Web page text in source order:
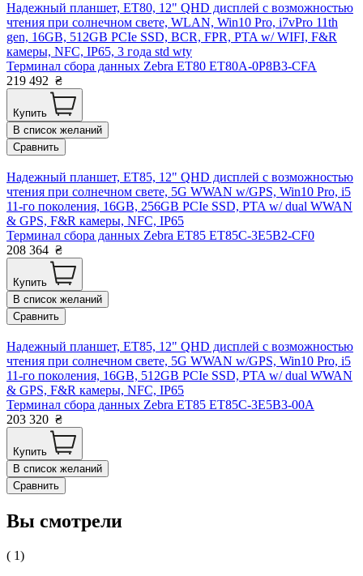
Надежный планшет, ET80, 12" QHD дисплей с возможностью
чтения при солнечном свете, WLAN, Win10 Pro, i7vPro 11th
gen, 16GB, 512GB PCIe SSD, BCR, FPR, PTA w/ WIFI, F&R
камеры, NFC, IP65, 3 года std wty
Терминал сбора данных Zebra ET80 ET80A-0P8B3-CFA
219 492 ₴
Купить
В список желаний
Сравнить
Надежный планшет, ET85, 12" QHD дисплей с возможностью
чтения при солнечном свете, 5G WWAN w/GPS, Win10 Pro, i5
11-го поколения, 16GB, 256GB PCIe SSD, PTA w/ dual WWAN
& GPS, F&R камеры, NFC, IP65
Терминал сбора данных Zebra ET85 ET85C-3E5B2-CF0
208 364 ₴
Купить
В список желаний
Сравнить
Надежный планшет, ET85, 12" QHD дисплей с возможностью
чтения при солнечном свете, 5G WWAN w/GPS, Win10 Pro, i5
11-го поколения, 16GB, 512GB PCIe SSD, PTA w/ dual WWAN
& GPS, F&R камеры, NFC, IP65
Терминал сбора данных Zebra ET85 ET85C-3E5B3-00A
203 320 ₴
Купить
В список желаний
Сравнить
Вы смотрели
( 1)